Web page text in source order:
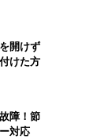
開けず
けた方
障！節
対応